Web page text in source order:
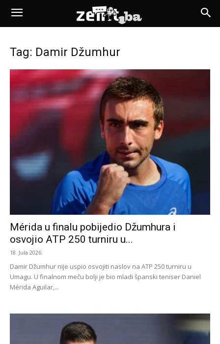
Tag: Damir Džumhur
Mérida u finalu pobijedio Džumhura i
osvojio ATP 250 turniru u...
18. Jula 2026.
Damir Džumhur nije uspio osvojiti naslov na ATP 250 turniru u
Umagu. U finalnom meču bolji je bio mladi španski teniser Daniel
Mérida Aguilar,...